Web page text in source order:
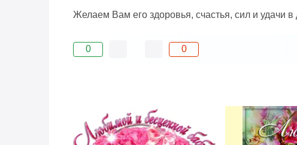
Желаем Вам его здоровья, счастья, сил и удачи
0 0